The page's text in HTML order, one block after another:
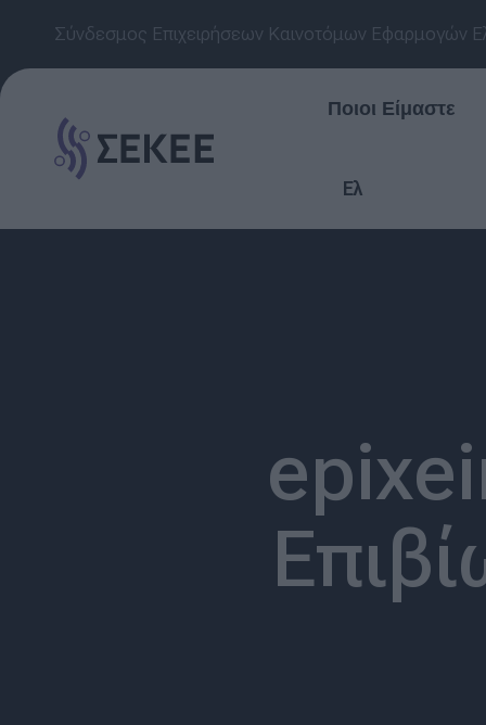
Σύνδεσμος Επιχειρήσεων Καινοτόμων Εφαρμογών
Ποιοι Είμαστε
Ελ